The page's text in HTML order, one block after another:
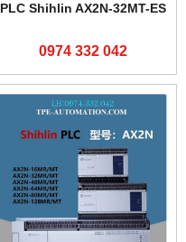
PLC Shihlin AX2N-32MT-ES
0974 332 042